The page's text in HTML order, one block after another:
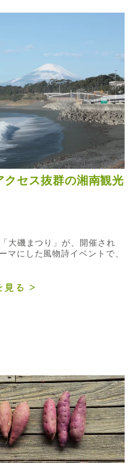
セス抜群の湘南観光
大磯まつり」が、開催され
マにした風物詩イベントで、
見る